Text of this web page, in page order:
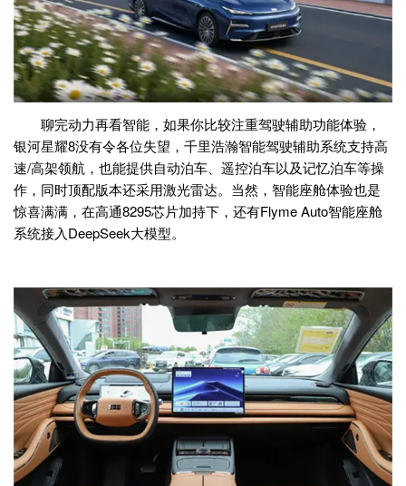
聊完动力再看智能，如果你比较注重驾驶辅助功能体验，
银河星耀8没有令各位失望，千里浩瀚智能驾驶辅助系统支持高
速/高架领航，也能提供自动泊车、遥控泊车以及记忆泊车等操
作，同时顶配版本还采用激光雷达。当然，智能座舱体验也是
惊喜满满，在高通8295芯片加持下，还有Flyme Auto智能座舱
系统接入DeepSeek大模型。